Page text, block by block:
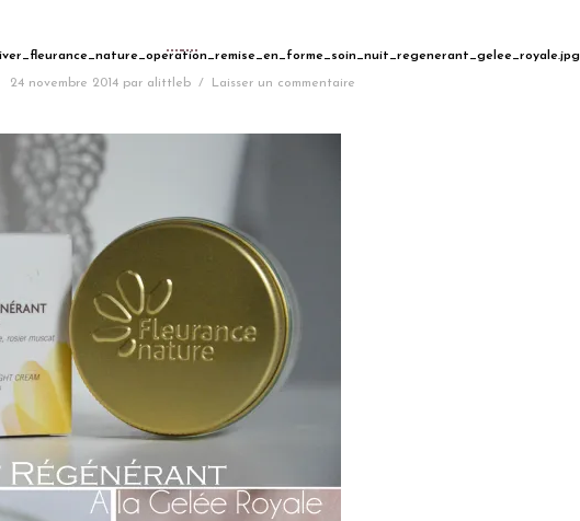
24 novembre 2014 par alittleb / Laisser un commentaire